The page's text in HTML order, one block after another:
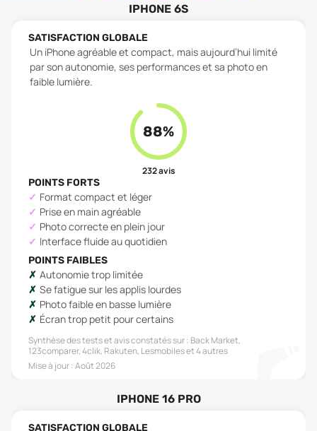
IPHONE 6S
SATISFACTION GLOBALE
Un iPhone agréable et compact, mais aujourd’hui limité
par son autonomie, ses performances et sa photo en
faible lumière.
88%
232avis
POINTS FORTS
Format compact et léger
Prise en main agréable
Photo correcte en plein jour
Interface fluide au quotidien
POINTS FAIBLES
Autonomie trop limitée
Se fatigue sur les applis lourdes
Photo faible en basse lumière
Écran trop petit pour certains
Synthèse des tests et avis constatés sur : Back Market,
123comparer, 4clik, Rakuten, Lesmobileset 4 autres
Mise à jour :Août 2026
IPHONE 16 PRO
SATISFACTION GLOBALE